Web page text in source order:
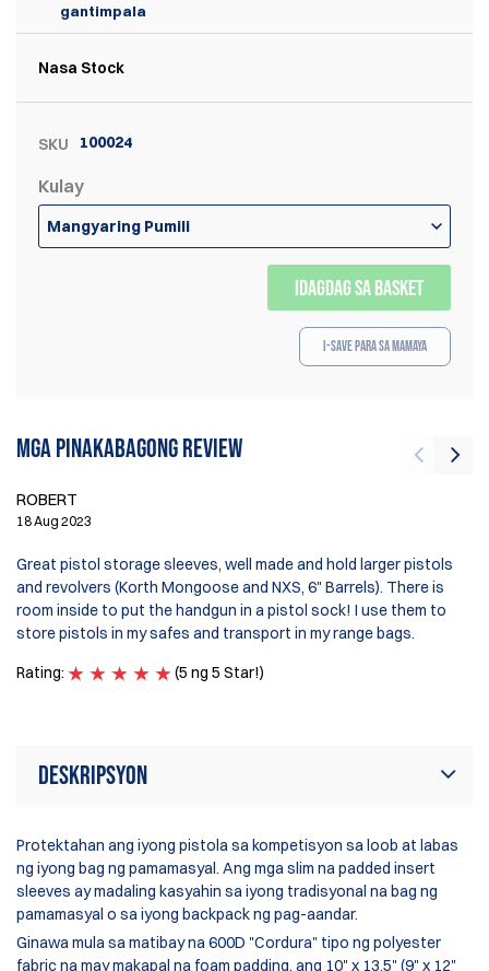
gantimpala
Nasa Stock
SKU 100024
Kulay
Mangyaring Pumili
IDAGDAG SA BASKET
I-save para sa Mamaya
Mga pinakabagong review
ROBERT
18 Aug 2023
Great pistol storage sleeves, well made and hold larger pistols
and revolvers (Korth Mongoose and NXS, 6" Barrels). There is
room inside to put the handgun in a pistol sock! I use them to
store pistols in my safes and transport in my range bags.
Rating:
(5 ng 5 Star!)
Deskripsyon
Protektahan ang iyong pistola sa kompetisyon sa loob at labas
ng iyong bag ng pamamasyal. Ang mga slim na padded insert
sleeves ay madaling kasyahin sa iyong tradisyonal nabag ng
pamamasyal o sa iyong backpack ng pag-aandar.
Ginawa mula sa matibay na 600D "Cordura" tipo ng polyester
fabric na may makapal na foam padding, ang 10" x 13.5" (9" x 12"